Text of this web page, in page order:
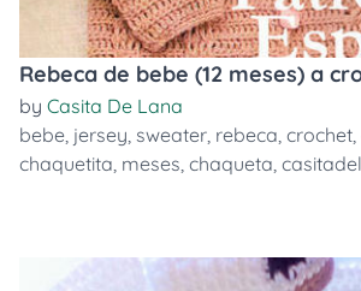
Rebeca de bebe (12 meses) a
by Casita De Lana
bebe, jersey, sweater, rebeca, crochet,
chaquetita, meses, chaqueta,